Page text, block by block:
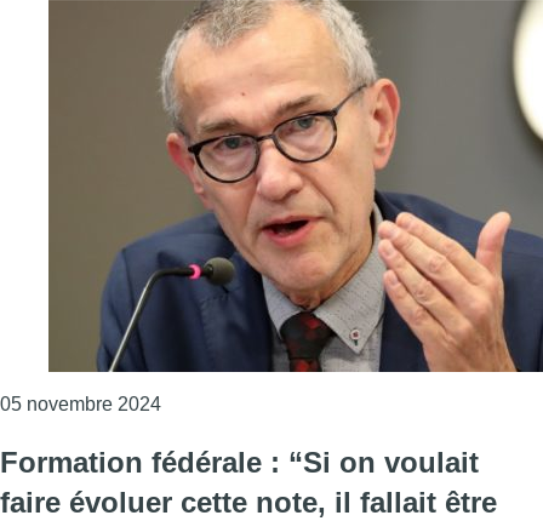
05 novembre 2024Consulter l'article "Formation fédérale : “Si
Formation fédérale : “Si on voulait
faire évoluer cette note, il fallait être